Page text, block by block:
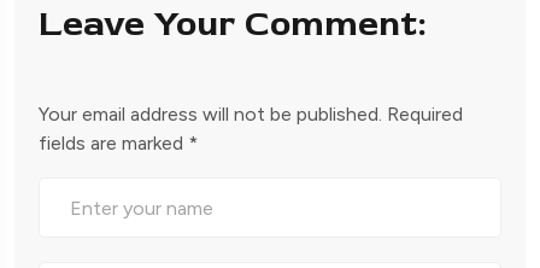
Leave Your Comment:
Your email address will not be published. Required
fields are marked *